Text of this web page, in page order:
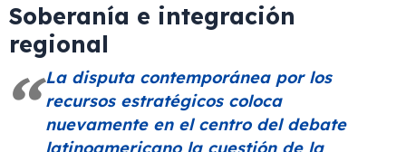
Soberanía e integración
regional
La disputa contemporánea por los
recursos estratégicos coloca
nuevamente en el centro del debate
latinoamericano la cuestión de la